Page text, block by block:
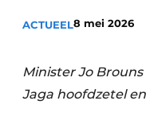
ACTUEEL8 mei 2026
Minister Jo
Jaga hoofdzetel